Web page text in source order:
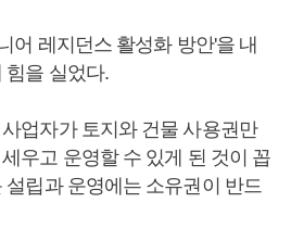
어 레지던스 활성화 방안'을 내
힘을 실었다.
업자가 토지와 건물 사용권만
우고 운영할 수 있게 된 것이 꼽
설립과 운영에는 소유권이 반드